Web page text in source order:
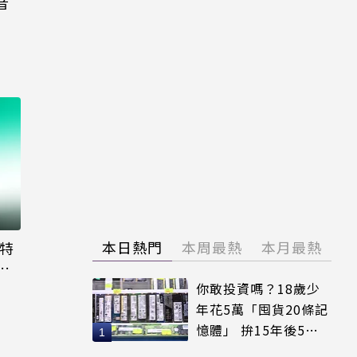
本日熱門 本周最熱 本月最熱
你敢投資嗎？18歲少
年花5萬「囤貨20條記
憶體」 拚15年後5倍